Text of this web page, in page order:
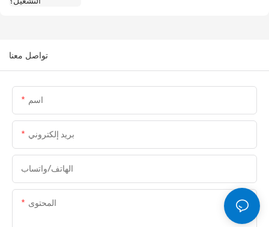
تواصل معنا
اسم
بريد إلكتروني
الهاتف/واتساب
المحتوى